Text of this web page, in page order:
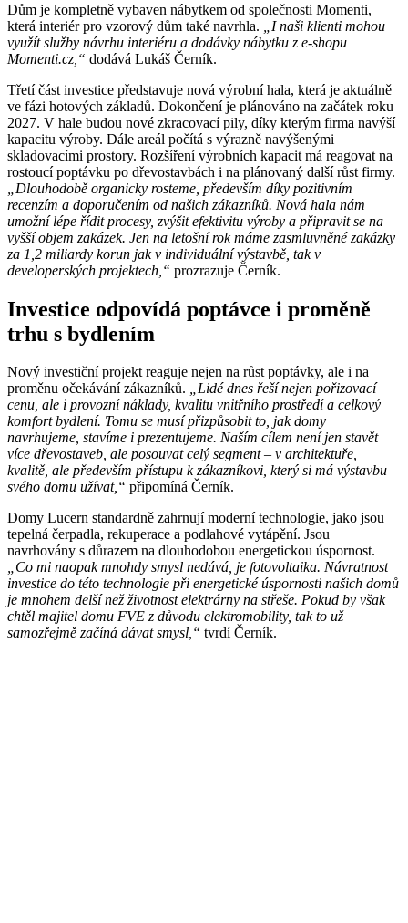
Dům je kompletně vybaven nábytkem od společnosti Momenti,
která interiér pro vzorový dům také navrhla.
„I naši klienti mohou
využít služby návrhu interiéru a dodávky nábytku z e-shopu
Momenti.cz,“ dodává Lukáš Černík.
Třetí část investice představuje nová výrobní hala, která je aktuálně
ve fázi hotových základů. Dokončení je plánováno na začátek roku
2027. V hale budou nové zkracovací pily, díky kterým firma navýší
kapacitu výroby. Dále areál počítá s výrazně navýšenými
skladovacími prostory. Rozšíření výrobních kapacit má reagovat na
rostoucí poptávku po dřevostavbách i na plánovaný další růst firmy.
„Dlouhodobě organicky rosteme, především díky pozitivním
recenzím a doporučením od našich zákazníků. Nová hala nám
umožní lépe řídit procesy, zvýšit efektivitu výroby a připravit se na
vyšší objem zakázek. Jen na letošní rok máme zasmluvněné zakázky
za 1,2 miliardy korun jak v individuální výstavbě, tak v
developerských projektech,“ prozrazuje Černík.
Investice odpovídá poptávce i proměně
trhu s bydlením
Nový investiční projekt reaguje nejen na růst poptávky, ale i na
proměnu očekávání zákazníků. „Lidé dnes řeší nejen pořizovací
cenu, ale i provozní náklady, kvalitu vnitřního prostředí a celkový
komfort bydlení. Tomu se musí přizpůsobit to, jak domy
navrhujeme, stavíme i prezentujeme. Naším cílem není jen stavět
více dřevostaveb, ale posouvat celý segment – v architektuře,
kvalitě, ale především přístupu k zákazníkovi, který si má výstavbu
svého domu užívat,“ připomíná Černík.
Domy Lucern standardně zahrnují moderní technologie, jako jsou
tepelná čerpadla, rekuperace a podlahové vytápění. Jsou
navrhovány s důrazem na dlouhodobou energetickou úspornost.
„Co mi naopak mnohdy smysl nedává, je fotovoltaika. Návratnost
investice do této technologie při energetické úspornosti našich domů
je mnohem delší než životnost elektrárny na střeše. Pokud by však
chtěl majitel domu FVE z důvodu elektromobility, tak to už
samozřejmě začíná dávat smysl,“ tvrdí Černík.